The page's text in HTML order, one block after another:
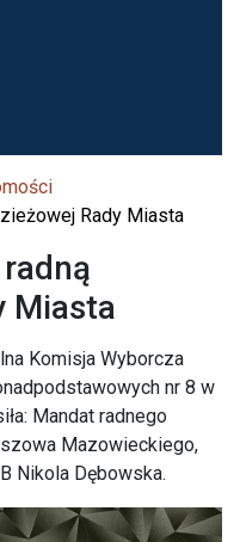
Rady Miasta
Miasta
Komisja Wyborcza
nr 8 w
Mandat radnego
Mazowieckiego,
Nikola Dębowska.